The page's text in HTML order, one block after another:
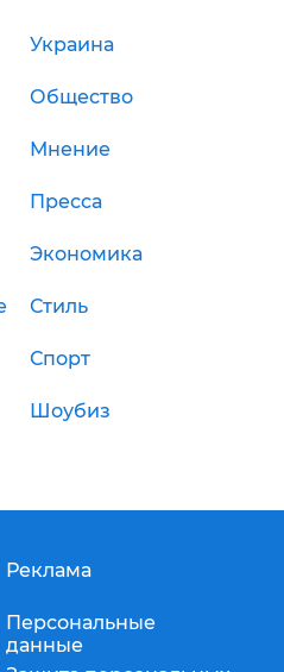
Украина
Общество
Мнение
Пресса
Экономика
Стиль
Спорт
Шоубиз
Реклама
Персональные
данные